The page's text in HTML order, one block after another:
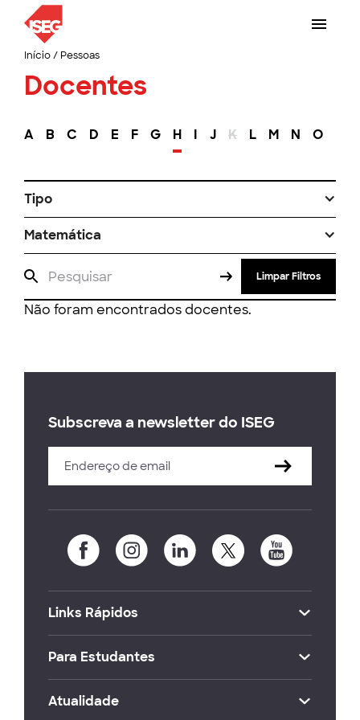
Início/ Pessoas
Docentes
A B C D E F G H I J K L M N O
Tipo
Matemática
Limpar Filtros
Não foram encontrados docentes.
Subscreva a newsletter do ISEG
Links Rápidos
Para Estudantes
Atualidade